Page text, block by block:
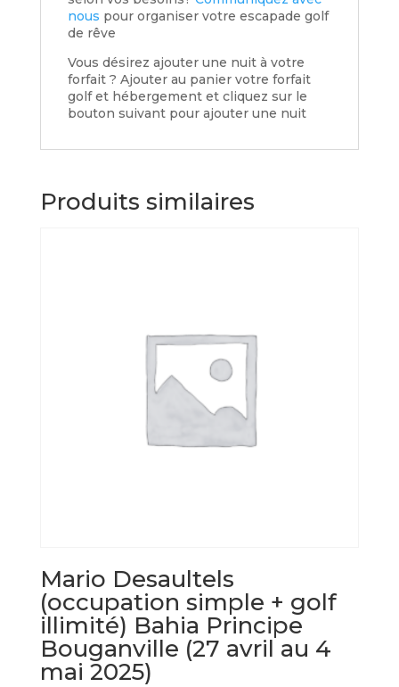
nous pour organiser votre escapade golf
de rêve
Vous désirez ajouter une nuit à votre
forfait ? Ajouter au panier votre forfait
golf et hébergement et cliquez sur le
bouton suivant pour ajouter une nuit
Produits similaires
Mario Desaultels
(occupation simple + golf
illimité) Bahia Principe
Bouganville (27 avril au 4
mai 2025)